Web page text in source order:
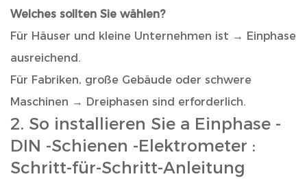
Welches sollten Sie wählen?
Für Häuser und kleine Unternehmen ist → Einphase
ausreichend.
Für Fabriken, große Gebäude oder schwere
Maschinen → Dreiphasen sind erforderlich.
2. So installieren Sie a Einphase -
DIN -Schienen -Elektrometer :
Schritt-für-Schritt-Anleitung